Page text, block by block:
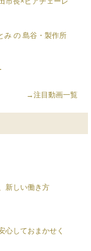
み の 島谷・製作所
→注目動画一覧
新しい働き方
心しておまかせく